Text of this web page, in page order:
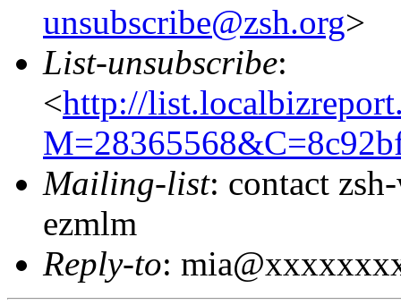
unsubscribe@zsh.org>
List-unsubscribe:
<http://
Mailing-list: contact
ezmlm
Reply-to: